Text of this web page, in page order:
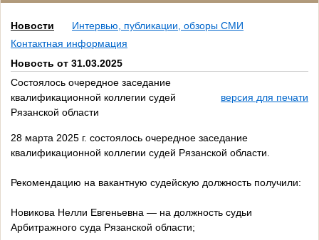
Новости
Интервью, публикации, обзоры СМИ
Контактная информация
Новость от 31.03.2025
Состоялось очередное заседание
квалификационной коллегии судей
Рязанской области
версия для печати
28 марта 2025 г. состоялось очередное заседание
квалификационной коллегии судей Рязанской области.
Рекомендацию на вакантную судейскую должность получили:
Новикова Нелли Евгеньевна — на должность судьи
Арбитражного суда Рязанской области;